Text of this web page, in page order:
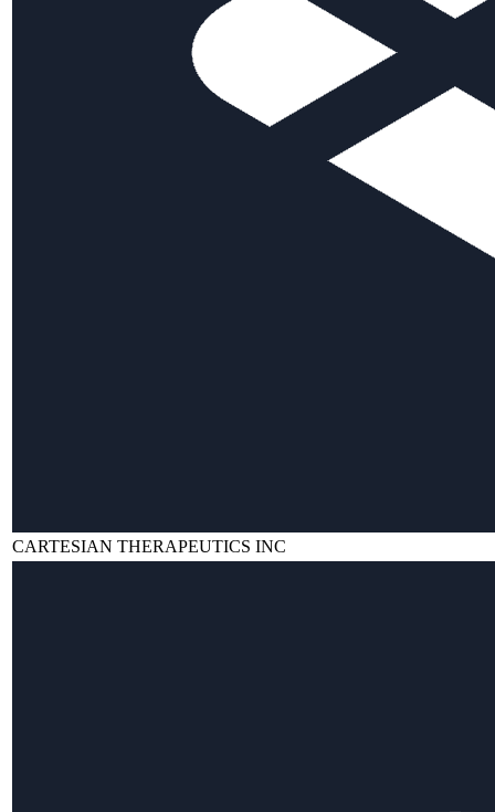
CARTESIAN THERAPEUTICS INC